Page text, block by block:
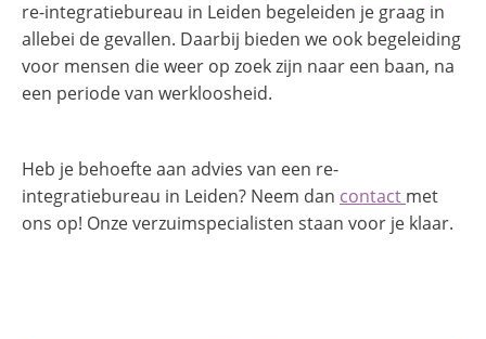
re-integratiebureau in Leiden begeleiden je graag in
allebei de gevallen. Daarbij bieden we ook begeleiding
voor mensen die weer op zoek zijn naar een baan, na
een periode van werkloosheid.
Heb je behoefte aan advies van een re-
integratiebureau in Leiden? Neem dan contact met
ons op! Onze verzuimspecialisten staan voor je klaar.